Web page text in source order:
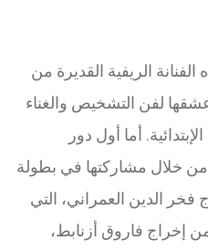
الريفية القديرة من
لفن التشخيص والغناء
أما أول دور
من خلال مشاركتها في بطولة
الدين العمراني، التي
إخراج فاروق أزنابط،